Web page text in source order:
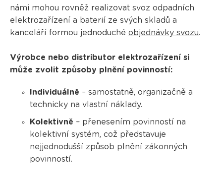
námi mohou rovněž realizovat svoz odpadních
elektrozařízení a baterií ze svých skladů a
kanceláří formou jednoduché objednávky svozu.
Výrobce nebo distributor elektrozařízení si
může zvolit způsoby plnění povinností:
Individuálně – samostatně, organizačně a
technicky na vlastní náklady.
Kolektivně – přenesením povinností na
kolektivní systém, což představuje
nejjednodušší způsob plnění zákonných
povinností.